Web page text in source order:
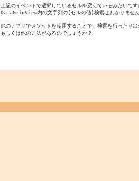
上記のイベントで選択しているセルを変えているみたいで
DataGridView内の文字列の(セルの値)検索はわかりません
他のアプリでメソッドを使用することで、検索を行ったり
もしくは他の方法があるのでしょうか？